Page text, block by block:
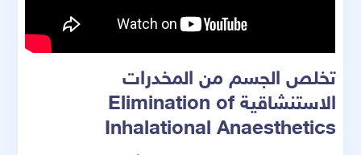
تخلص الجسم من المخدرات
الاستنشاقية Elimination of
Inhalational Anaesthetics